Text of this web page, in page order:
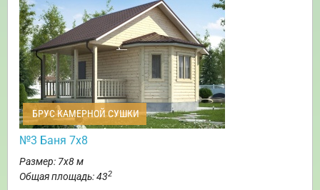
БРУС КАМЕРНОЙ СУШКИ
№3 Баня 7х8
Размер: 7х8 м
Общая площадь: 432